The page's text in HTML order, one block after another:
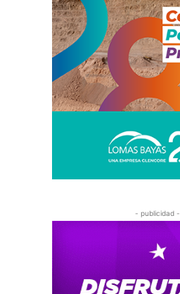
- publicidad -